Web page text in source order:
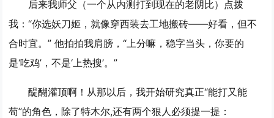
后来我师父（一个从内测打到现在的老阴比）点拨
我：“你选妖刀姬，就像穿西装去工地搬砖——好看，但不
合时宜。” 他拍拍我肩膀，“上分嘛，稳字当头，你要的
是‘吃鸡’，不是‘上热搜’。”
醍醐灌顶啊！从那以后，我开始研究真正“能打又能
苟”的角色，除了特木尔,还有两个狠人必须提一提：